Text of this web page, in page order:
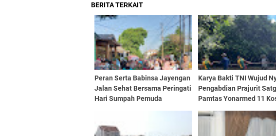
BERITA TERKAIT
Peran Serta Babinsa Jayengan
Jalan Sehat Bersama Peringati
Hari Sumpah Pemuda
Karya Bakti TNI Wujud
Pengabdian Prajurit
Pamtas Yonarmed 11
Perbatasan